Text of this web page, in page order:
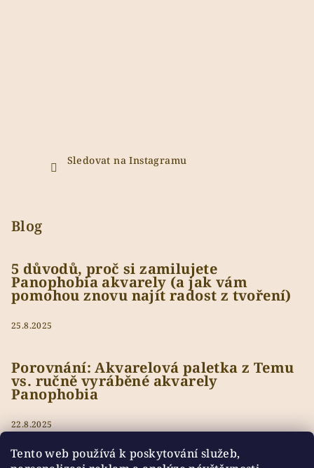
Tento web používá k poskytování služeb,
Sledovat na Instagramu
Blog
5 důvodů, proč si zamilujete
Panophobia akvarely (a jak vám
pomohou znovu najít radost z tvoření)
25.8.2025
Porovnání: Akvarelová paletka z Temu
vs. ručně vyráběné akvarely
Panophobia
22.8.2025